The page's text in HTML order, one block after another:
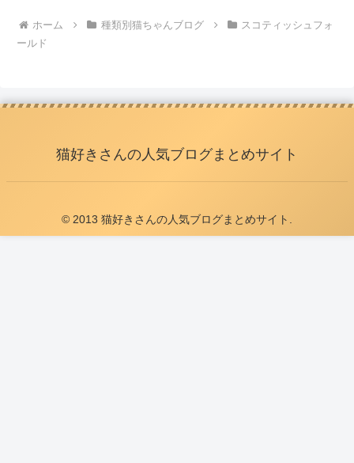
ホーム 種類別猫ちゃんブログ
スコティッシュフォ
ールド
猫好きさんの人気ブログまとめサイト
© 2013 猫好きさんの人気ブログまとめサイト.